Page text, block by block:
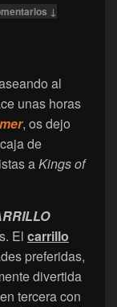
↓
al
unas horas
, os dejo
de
aKings of
El carrillo
preferidas,
divertida
tercera con